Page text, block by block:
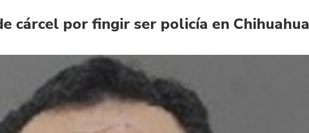
cárcel por fingir ser policía en Chihuahua